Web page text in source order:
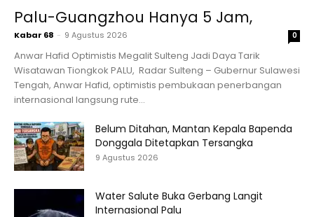
Palu-Guangzhou Hanya 5 Jam,
Kabar 68 - 9 Agustus 2026 0
Anwar Hafid Optimistis Megalit Sulteng Jadi Daya Tarik
Wisatawan Tiongkok PALU, Radar Sulteng – Gubernur Sulawesi
Tengah, Anwar Hafid, optimistis pembukaan penerbangan
internasional langsung rute...
Belum Ditahan, Mantan Kepala Bapenda
Donggala Ditetapkan Tersangka
9 Agustus 2026
Water Salute Buka Gerbang Langit
Internasional Palu